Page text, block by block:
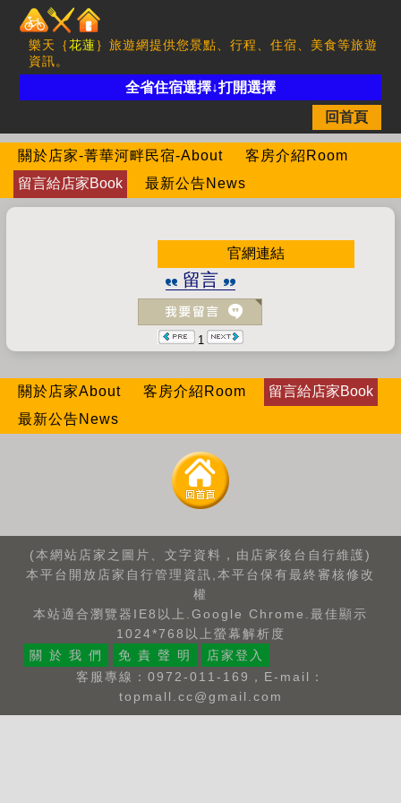
樂天｛花蓮｝旅遊網提供您景點、行程、住宿、美食等旅遊
資訊。
全省住宿選擇↓打開選擇
回首頁
關於店家-菁華河畔民宿-About
客房介紹Room
留言給店家Book
最新公告News
官網連結
留言
1
關於店家About 客房介紹Room
留言給店家Book
最新公告News
(本網站店家之圖片、文字資料，由店家後台自行維護)
本平台開放店家自行管理資訊,本平台保有最終審核修改
權
本站適合瀏覽器IE8以上.Google Chrome.最佳顯示
1024*768以上螢幕解析度
關 於 我 們
免 責 聲 明
店家登入
客服專線：0972-011-169，E-mail：
topmall.cc@gmail.com